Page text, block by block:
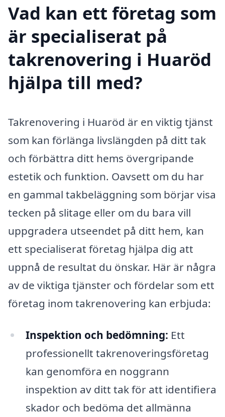
Vad kan ett företag som
är specialiserat på
takrenovering i Huaröd
hjälpa till med?
Takrenovering i Huaröd är en viktig tjänst
som kan förlänga livslängden på ditt tak
och förbättra ditt hems övergripande
estetik och funktion. Oavsett om du har
en gammal takbeläggning som börjar visa
tecken på slitage eller om du bara vill
uppgradera utseendet på ditt hem, kan
ett specialiserat företag hjälpa dig att
uppnå de resultat du önskar. Här är några
av de viktiga tjänster och fördelar som ett
företag inom takrenovering kan erbjuda:
Inspektion och bedömning: Ett
professionellt takrenoveringsföretag
kan genomföra en noggrann
inspektion av ditt tak för att identifiera
skador och bedöma det allmänna